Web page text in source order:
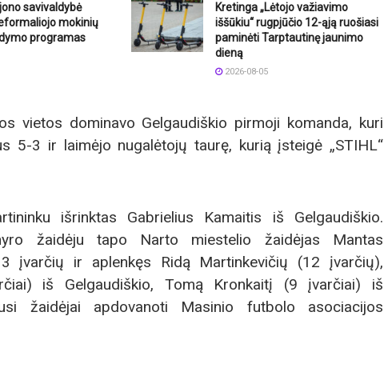
savivaldybė
mokinių
programas
Kretinga „Lėtojo važiavimo
iššūkiu“ rugpjūčio 12-ąją ruošiasi
paminėti Tarptautinę jaunimo
dieną
2026-08-05
vietos dominavo Gelgaudiškio pirmoji komanda, kuri
5-3 ir laimėjo nugalėtojų taurę, kurią įsteigė „STIHL“
išrinktas Gabrielius Kamaitis iš Gelgaudiškio.
žaidėju tapo Narto miestelio žaidėjas Mantas
įvarčių ir aplenkęs Ridą Martinkevičių (12 įvarčių),
iš Gelgaudiškio, Tomą Kronkaitį (9 įvarčiai) iš
žaidėjai apdovanoti Masinio futbolo asociacijos